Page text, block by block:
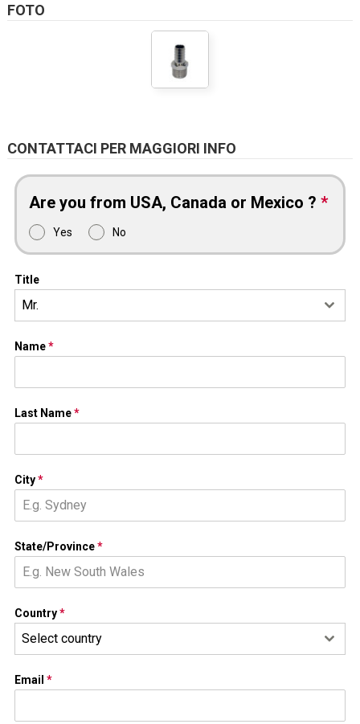
FOTO
CONTATTACI PER MAGGIORI INFO
Are you from USA, Canada or Mexico ? *
Yes No
Title
Mr.
Name*
Last Name*
City*
State/Province*
Country*
Select country
Email *